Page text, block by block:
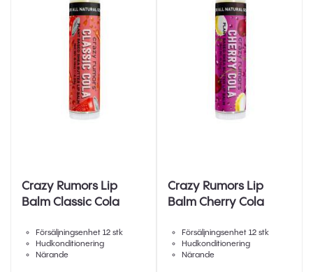
Crazy Rumors Lip
Balm Classic Cola
Försäljningsenhet 12 stk
Hudkonditionering
Närande
Crazy Rumors Lip
Balm Cherry Cola
Försäljningsenhet 12 stk
Hudkonditionering
Närande